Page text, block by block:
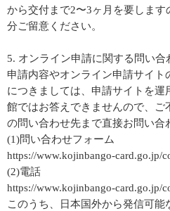
から交付まで2〜3ヶ月を要しま
分ご留意ください。
5. オンライン申請に関する問い合
申請内容やオンライン申請サイ
につきましては、申請サイトを運
館ではお答えできませんので、
の問い合わせ先まで直接お問い合
(1)問い合わせフォーム
https://www.kojinbango-card.go.jp/
(2)電話
https://www.kojinbango-card.go.jp/
このうち、日本国外から発信可能